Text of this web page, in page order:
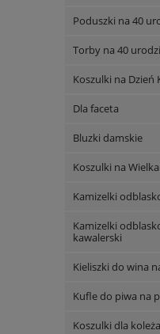
Poduszki na 40
Torby na 40
Koszulki na Dzień
Dla faceta
Bluzki damskie
Koszulki na
Kamizelki
Kamizelki
kawalerski
Kieliszki do wina
Kufle do piwa na
Koszulki dla